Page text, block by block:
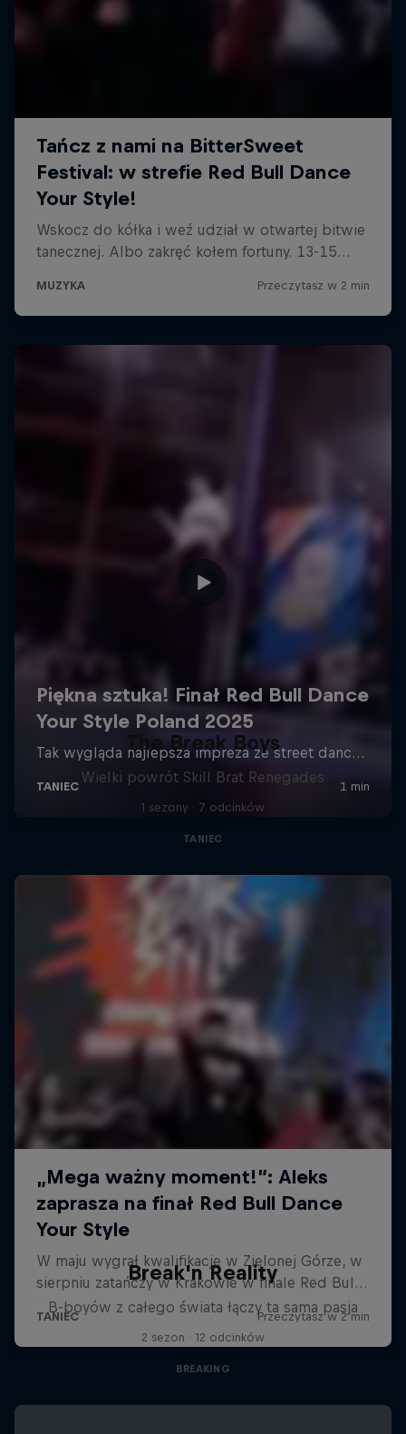
The Break Boys
Wielki powrót Skill Brat Renegades
1 sezony · 7 odcinków
TANIEC
Break'n Reality
B-boyów z całego świata łączy ta sama pasja
2 sezon · 12 odcinków
BREAKING